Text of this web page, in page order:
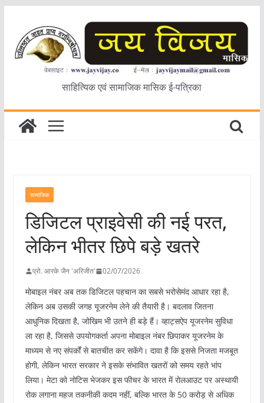
content
साहित्यिक एवं सामाजिक मासिक ई-पत्रिका
सामाजिक
डिजिटल प्राइवेसी की नई परत,
लेकिन भीतर छिपे बड़े खतरे
प्रो. आरके जैन 'अरिजीत' 02/07/2026
मोबाइल नंबर अब तक डिजिटल पहचान का सबसे भरोसेमंद आधार रहा है,
लेकिन अब उसकी जगह यूजरनेम लेने की तैयारी है। बदलाव जितना
आधुनिक दिखता है, जोखिम भी उतने ही बड़े हैं। व्हाट्सऐप यूजरनेम सुविधा
ला रहा है, जिससे उपयोगकर्ता अपना मोबाइल नंबर छिपाकर यूजरनेम के
माध्यम से नए संपर्कों से बातचीत कर सकेंगे। दावा है कि इससे निजता मजबूत
होगी, लेकिन भारत सरकार ने इसके संभावित खतरों को समय रहते भांप
लिया। मेटा को नोटिस भेजकर इस फीचर के भारत में रोलआउट पर अस्थायी
रोक लगाना महज तकनीकी कदम नहीं, बल्कि भारत के 50 करोड़ से अधिक